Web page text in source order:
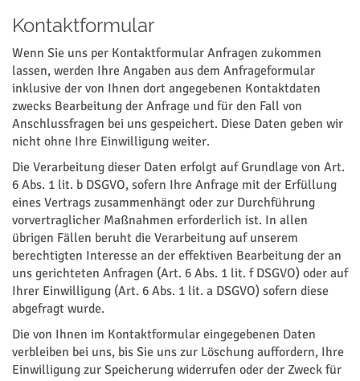
Kontaktformular
Wenn Sie uns per Kontaktformular Anfragen zukommen
lassen, werden Ihre Angaben aus dem Anfrageformular
inklusive der von Ihnen dort angegebenen Kontaktdaten
zwecks Bearbeitung der Anfrage und für den Fall von
Anschlussfragen bei uns gespeichert. Diese Daten geben wir
nicht ohne Ihre Einwilligung weiter.
Die Verarbeitung dieser Daten erfolgt auf Grundlage von Art.
6 Abs. 1 lit. b DSGVO, sofern Ihre Anfrage mit der Erfüllung
eines Vertrags zusammenhängt oder zur Durchführung
vorvertraglicher Maßnahmen erforderlich ist. In allen
übrigen Fällen beruht die Verarbeitung auf unserem
berechtigten Interesse an der effektiven Bearbeitung der an
uns gerichteten Anfragen (Art. 6 Abs. 1 lit. f DSGVO) oder auf
Ihrer Einwilligung (Art. 6 Abs. 1 lit. a DSGVO) sofern diese
abgefragt wurde.
Die von Ihnen im Kontaktformular eingegebenen Daten
verbleiben bei uns, bis Sie uns zur Löschung auffordern, Ihre
Einwilligung zur Speicherung widerrufen oder der Zweck für